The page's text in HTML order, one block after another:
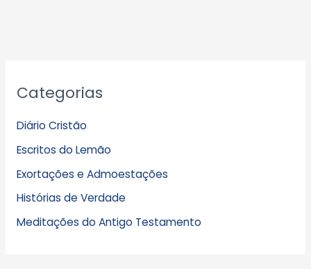
Categorias
Diário Cristão
Escritos do Lemão
Exortações e Admoestações
Histórias de Verdade
Meditações do Antigo Testamento
r
i
v
o
s